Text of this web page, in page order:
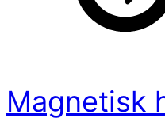
Magnetisk